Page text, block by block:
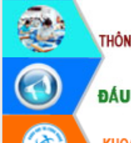
Xã Ea Kar bước chuyển mình trong
công tác cải cách hành chính mô hình
mới
UBND tỉnh họp báo định kỳ tháng 4
năm 2026
Hội thảo khoa học “Giải pháp thúc đẩy
phát triển nền kinh tế xanh tại tỉnh
Đắk Lắk”
Tăng cường giám sát, đôn đốc thực
hiện nhiệm vụ quản lý tài sản công
hàng tuần